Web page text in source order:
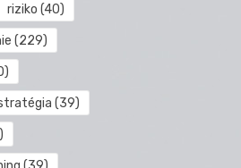
riziko (40)
(229)
(39)